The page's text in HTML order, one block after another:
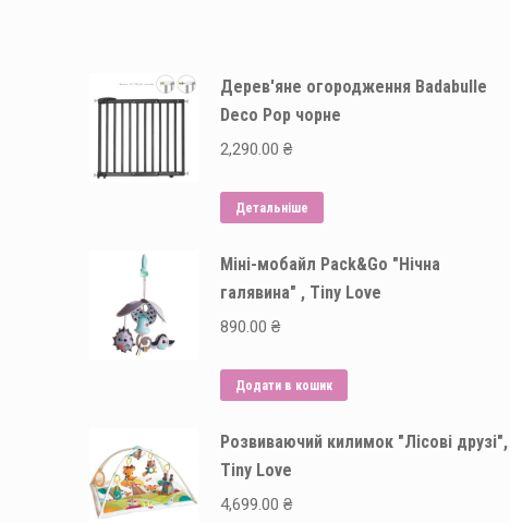
Дерев'яне огородження Badabulle
Deco Pop чорне
2,290.00 ₴
Детальніше
Міні-мобайл Pack&Go "Нічна
галявина" , Tiny Love
890.00 ₴
Додати в кошик
Розвиваючий килимок "Лісові друзі",
Tiny Love
4,699.00 ₴